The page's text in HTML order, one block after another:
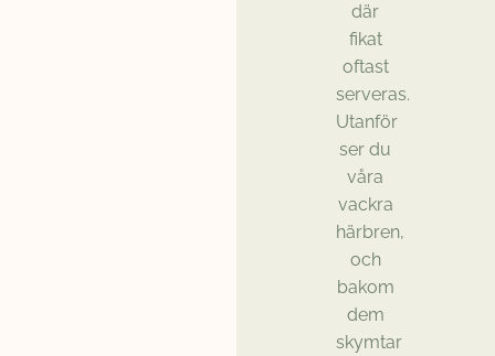
där
fikat
oftast
serveras.
Utanför
ser du
våra
vackra
härbren,
och
bakom
dem
skymtar